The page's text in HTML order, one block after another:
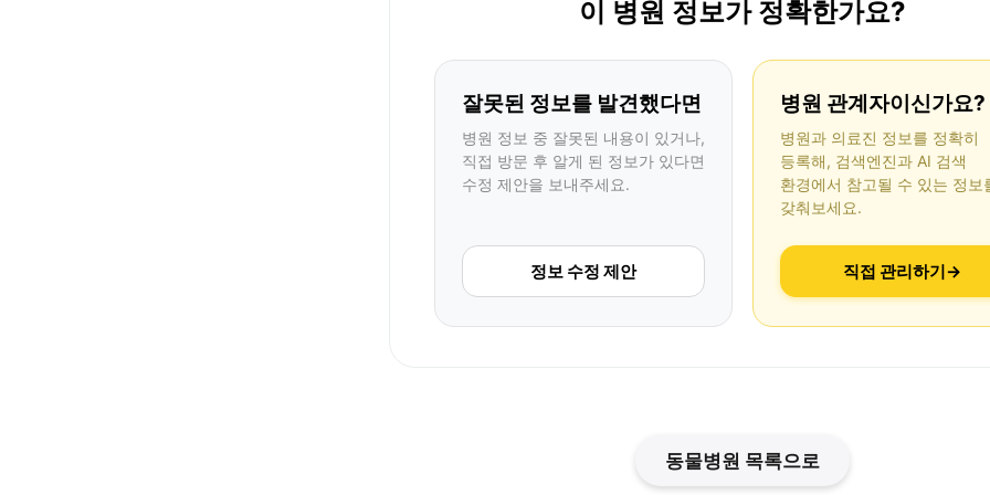
이 병원 정보가 정확한가요?
잘못된 정보를 발견했다면
병원 정보 중 잘못된 내용이 있거나,
직접 방문 후 알게 된 정보가 있다면
수정 제안을 보내주세요.
정보 수정 제안
병원 관계자이신가요?
병원과 의료진 정보를 정확히
등록해, 검색엔진과 AI 검색
환경에서 참고될 수 있는 정보
갖춰보세요.
직접 관리하기→
동물병원 목록으로